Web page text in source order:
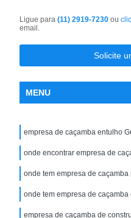
Ligue para(11) 2919-7230ou
email.
Solicite
MENU
empresa de caçamba entulho
onde encontrar empresa de
onde tem empresa de
onde tem empresa de caçamba
empresa de caçamba de